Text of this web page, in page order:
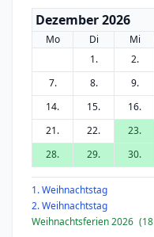
Dezember 2026
Mo Di Mi
1.
2.
7.
8. 9.
14.
15. 16.
21.
22. 23.
28.
29. 30.
1. Weihnachtstag
2. Weihnachtstag
Weihnachtsferien 2026 (18